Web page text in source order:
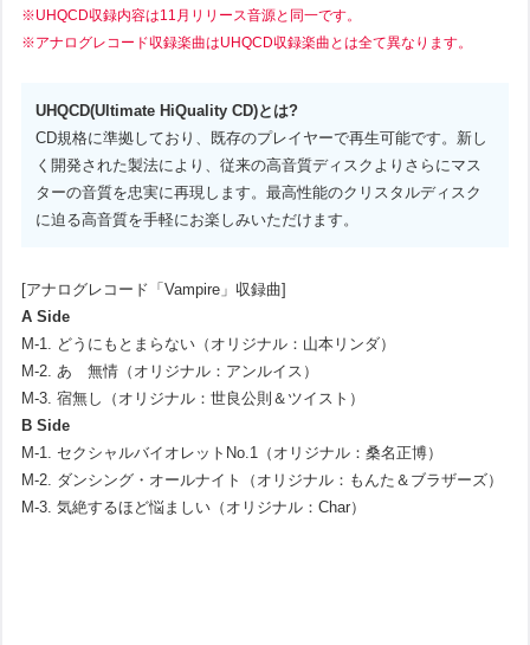
※UHQCD収録内容は11月リリース音源と同一です。
※アナログレコード収録楽曲はUHQCD収録楽曲とは全て異なります。
UHQCD(Ultimate HiQuality CD)とは?
CD規格に準拠しており、既存のプレイヤーで再生可能です。新し
く開発された製法により、従来の高音質ディスクよりさらにマス
ターの音質を忠実に再現します。最高性能のクリスタルディスク
に迫る高音質を手軽にお楽しみいただけます。
[アナログレコード「Vampire」収録曲]
A Side
M-1. どうにもとまらない（オリジナル：山本リンダ）
M-2. あゝ無情（オリジナル：アンルイス）
M-3. 宿無し（オリジナル：世良公則＆ツイスト）
B Side
M-1. セクシャルバイオレットNo.1（オリジナル：桑名正博）
M-2. ダンシング・オールナイト（オリジナル：もんた＆ブラザーズ）
M-3. 気絶するほど悩ましい（オリジナル：Char）